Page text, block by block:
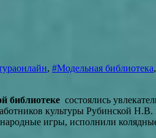
, #Модельная библиотека,
библиотеке состоялись
культуры Рубинской
игры, исполнили